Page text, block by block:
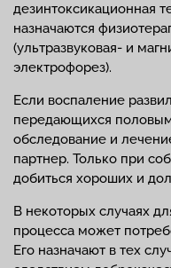
дезинтоксикационная
назначаются
(ультразвуковая- и
электрофорез).
Если воспаление
передающихся
обследование и
партнер. Только при
добиться хороших и
В некоторых случаях
процесса может
Его назначают в тех